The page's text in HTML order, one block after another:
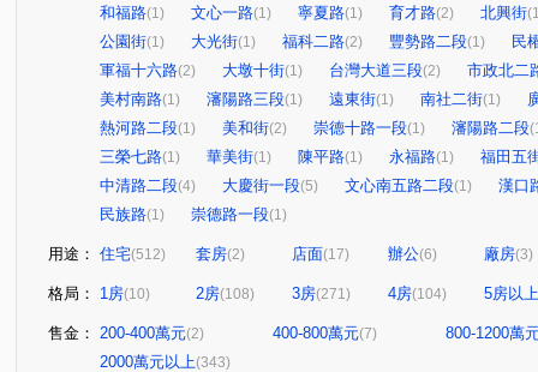
和福路(1) 文心一路(1) 寧夏路(1) 育才路(2) 北興街
公園街(1) 大光街(1) 福科二路(2) 豐勢路二段(1)
民
軍福十六路(2) 大墩十街(1) 台灣大道三段(2)
市政北二
美村南路(1) 瀋陽路三段(1) 遠東街(1) 南社二街(1)
熱河路二段(1) 美和街(2) 崇德十路一段(1) 瀋陽路二段
三榮七路(1) 華美街(1) 陳平路(1) 永福路(1)
福田五
中清路二段(4) 大慶街一段(5) 文心南五路二段(1)
漢口
民族路(1) 崇德路一段(1)
用途： 住宅(512) 套房(2) 店面(17) 辦公(6) 廠房(3)
格局： 1房(10) 2房(108) 3房(271) 4房(104) 5房以上
售金： 200-400萬元(2) 400-800萬元(7)
800-1200萬
2000萬元以上(343)